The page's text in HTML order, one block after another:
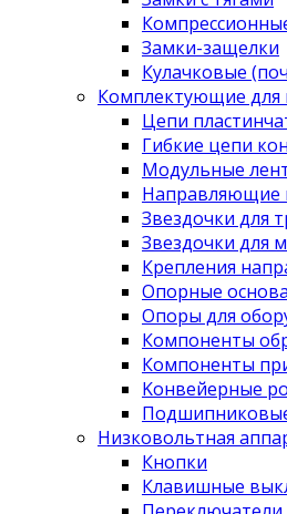
Замки-защелки
Кулачковые
Комплектующие для
Цепи
Гибкие цепи
Модульные
Направляющие
Звездочки для
Звездочки для
Крепления
Опорные
Опоры для
Компоненты
Компоненты
Koнвейерныe
Низковольтная
Кнопки
Клавишные